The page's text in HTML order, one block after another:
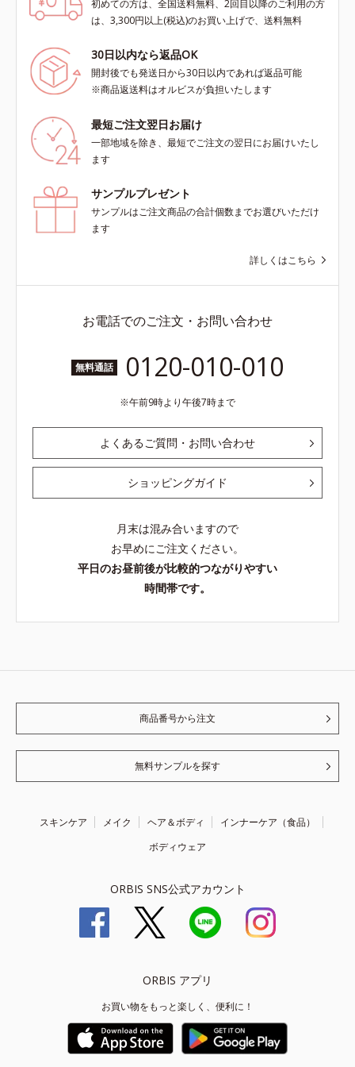
初めての方は、全国送料無料、2回目以降のご利用の方
は、3,300円以上(税込)のお買い上げで、送料無料
30日以内なら返品OK
開封後でも発送日から30日以内であれば返品可能
※商品返送料はオルビスが負担いたします
最短ご注文翌日お届け
一部地域を除き、最短でご注文の翌日にお届けいたし
ます
サンプルプレゼント
サンプルはご注文商品の合計個数までお選びいただけ
ます
詳しくはこちら
お電話でのご注文・お問い合わせ
無料通話 0120-010-010
午前9時より午後7時まで
よくあるご質問・お問い合わせ
ショッピングガイド
月末は混み合いますので
お早めにご注文ください。
平日のお昼前後が比較的つながりやすい
時間帯です。
商品番号から注文
無料サンプルを探す
スキンケア メイク ヘア＆ボディ
インナーケア（食品）
ボディウェア
ORBIS SNS公式アカウント
ORBIS アプリ
お買い物をもっと楽しく、便利に！